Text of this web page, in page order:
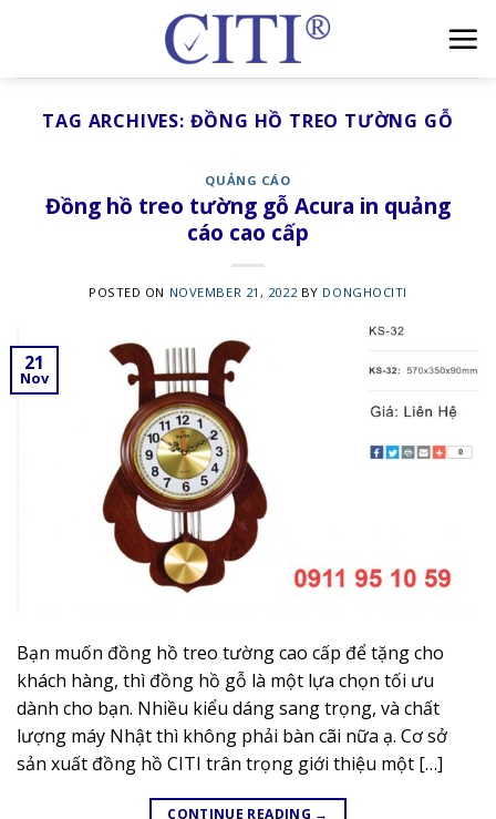
TAG ARCHIVES: ĐỒNG HỒ TREO TƯỜNG GỖ
QUẢNG CÁO
Đồng hồ treo tường gỗ Acura in quảng
cáo cao cấp
POSTED ON NOVEMBER 21, 2022 BY DONGHOCITI
21
Nov
Bạn muốn đồng hồ treo tường cao cấp để tặng cho
khách hàng, thì đồng hồ gỗ là một lựa chọn tối ưu
dành cho bạn. Nhiều kiểu dáng sang trọng, và chất
lượng máy Nhật thì không phải bàn cãi nữa ạ. Cơ sở
sản xuất đồng hồ CITI trân trọng giới thiệu một […]
CONTINUE READING →